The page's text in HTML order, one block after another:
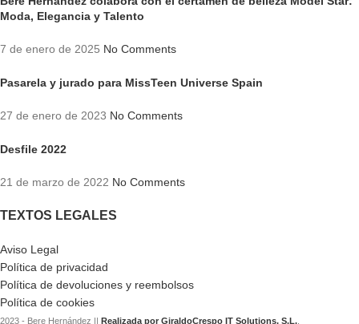
Moda, Elegancia y Talento
7 de enero de 2025 No Comments
Pasarela y jurado para MissTeen Universe Spain
27 de enero de 2023 No Comments
Desfile 2022
21 de marzo de 2022 No Comments
TEXTOS LEGALES
Aviso Legal
Política de privacidad
Política de devoluciones y reembolsos
Política de cookies
2023 - Bere Hernández || Realizada por GiraldoCrespo IT Solutions, S.L.